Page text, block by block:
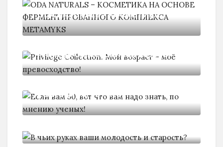
ODA NATURALS – КОСМЕТИКА
Privilege Collection. Мой возраст -
Если вам 50, вот что
Нажмите "Нравится",